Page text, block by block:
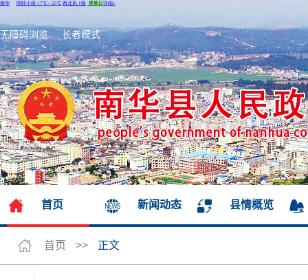
无障碍浏览 长者模式
首页 新闻动态 县情概览
首页 >> 正文